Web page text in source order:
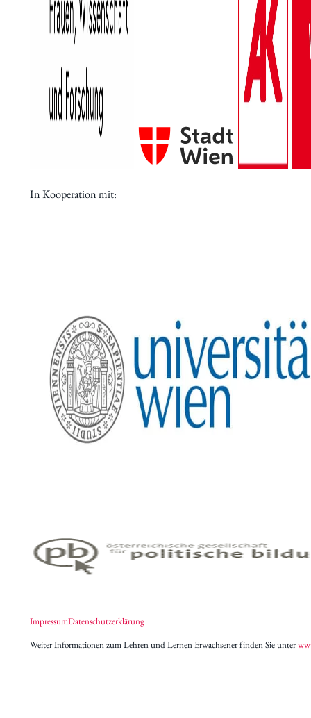
In Kooperation mit:
ImpressumDatenschutzerklärung
Weiter Informationen zum Lehren und Lernen Erwachsener finden Sie unter